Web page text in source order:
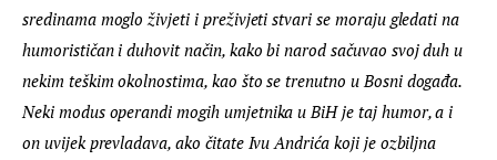
sredinama moglo živjeti i preživjeti stvari se moraju gledati na
humorističan i duhovit način, kako bi narod sačuvao svoj duh u
nekim teškim okolnostima, kao što se trenutno u Bosni događa.
Neki modus operandi mogih umjetnika u BiH je taj humor, a i
on uvijek prevladava, ako čitate Ivu Andrića koji je ozbiljna